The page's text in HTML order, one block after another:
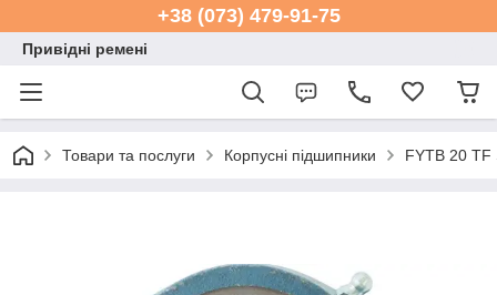
+38 (073) 479-91-75
Привідні ремені
Товари та послуги Корпусні підшипники FYTB 20 TF